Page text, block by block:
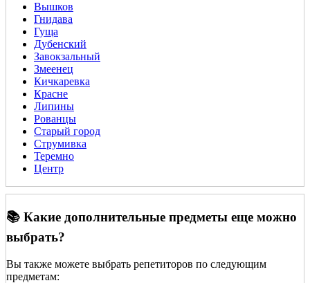
Вышков
Гнидава
Гуща
Дубенский
Завокзальный
Змеенец
Кичкаревка
Красне
Липины
Рованцы
Старый город
Струмивка
Теремно
Центр
📚 Какие дополнительные предметы еще можно
выбрать?
Вы также можете выбрать репетиторов по следующим
предметам: